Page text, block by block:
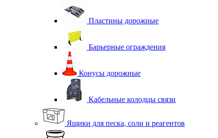
Пластины дорожные
Барьерные ограждения
Конусы дорожные
Кабельные колодцы связи
Ящики для песка, соли и реагентов